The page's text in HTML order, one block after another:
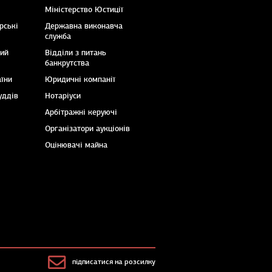
Міністерство Юстиції
Державна виконавча
служба
Відділи з питань
банкрутства
Юридичні компанії
Нотаріуси
Арбітражні керуючі
Організатори аукціонів
Оцінювачі майна
підписатися на розсилку